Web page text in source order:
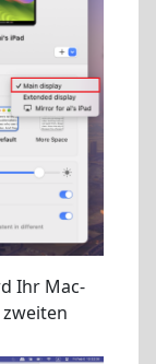
Ihr Mac-